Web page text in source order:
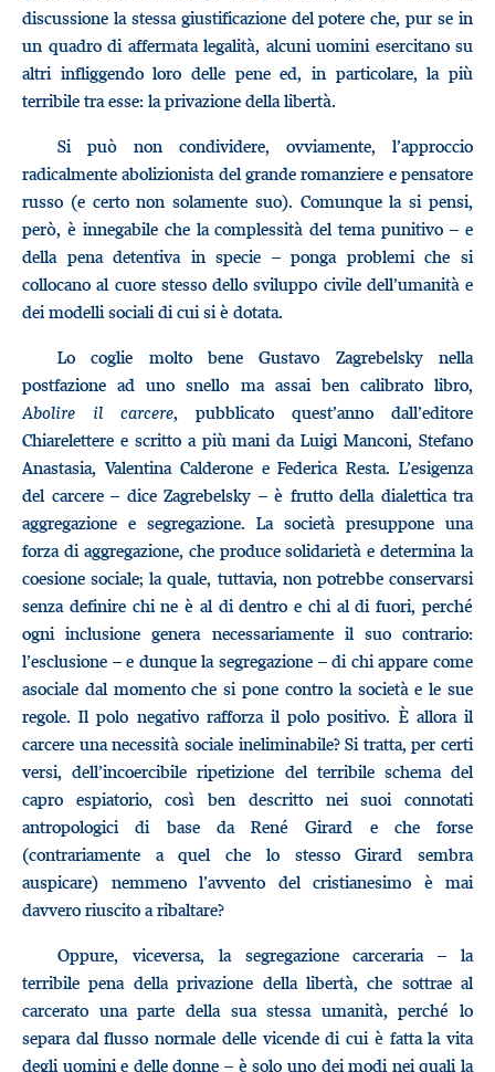
discussione la stessa giustificazione del potere che, pur se in
un quadro di affermata legalità, alcuni uomini esercitano su
altri infliggendo loro delle pene ed, in particolare, la più
terribile tra esse: la privazione della libertà.
Si può non condividere, ovviamente, l’approccio
radicalmente abolizionista del grande romanziere e pensatore
russo (e certo non solamente suo). Comunque la si pensi,
però, è innegabile che la complessità del tema punitivo – e
della pena detentiva in specie – ponga problemi che si
collocano al cuore stesso dello sviluppo civile dell’umanità e
dei modelli sociali di cui si è dotata.
Lo coglie molto bene Gustavo Zagrebelsky nella
postfazione ad uno snello ma assai ben calibrato libro,
Abolire il carcere, pubblicato quest’anno dall’editore
Chiarelettere e scritto a più mani da Luigi Manconi, Stefano
Anastasia, Valentina Calderone e Federica Resta. L’esigenza
del carcere – dice Zagrebelsky – è frutto della dialettica tra
aggregazione e segregazione. La società presuppone una
forza di aggregazione, che produce solidarietà e determina la
coesione sociale; la quale, tuttavia, non potrebbe conservarsi
senza definire chi ne è al di dentro e chi al di fuori, perché
ogni inclusione genera necessariamente il suo contrario:
l’esclusione – e dunque la segregazione – di chi appare come
asociale dal momento che si pone contro la società e le sue
regole. Il polo negativo rafforza il polo positivo. È allora il
carcere una necessità sociale ineliminabile? Si tratta, per certi
versi, dell’incoercibile ripetizione del terribile schema del
capro espiatorio, così ben descritto nei suoi connotati
antropologici di base da René Girard e che forse
(contrariamente a quel che lo stesso Girard sembra
auspicare) nemmeno l’avvento del cristianesimo è mai
davvero riuscito a ribaltare?
Oppure, viceversa, la segregazione carceraria – la
terribile pena della privazione della libertà, che sottrae al
carcerato una parte della sua stessa umanità, perché lo
separa dal flusso normale delle vicende di cui è fatta la vita
degli uomini e delle donne – è solo uno dei modi nei quali la